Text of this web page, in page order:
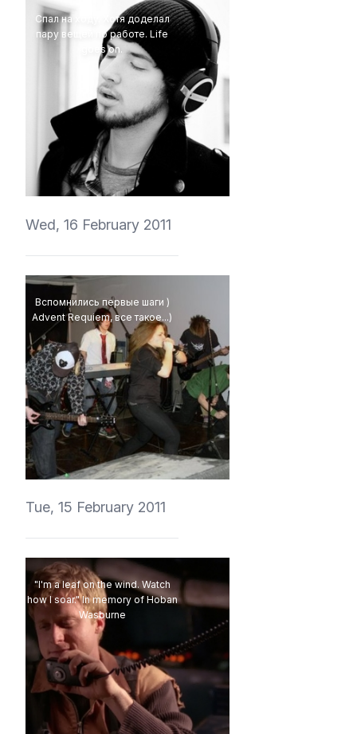
Спал на ходу. Хотя доделал
пару вещей по работе. Life
goes on.
vedmich
Wed, 16 February 2011
Вспомнились первые шаги )
Advent Requiem, все такое...)
vedmich
Tue, 15 February 2011
"I'm a leaf on the wind. Watch
how I soar." In memory of Hoban
Wasburne
vedmich